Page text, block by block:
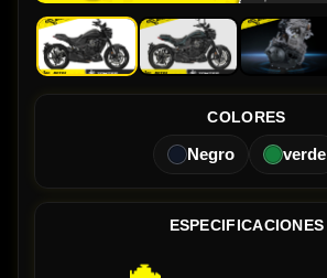
COLORES
Negro verde
ESPECIFICACIONES